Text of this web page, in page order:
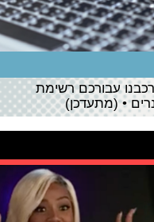
עבורכם רשימת
• (מתעדכן)